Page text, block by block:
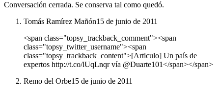
Conversación cerrada. Se conserva tal como quedó.
Tomás Ramírez Mañón15 de junio de 2011
<span class="topsy_trackback_comment"><span
class="topsy_twitter_username"><span
class="topsy_trackback_content">[Articulo] Un país de
expertos http://t.co/lUqLnqr vía @Duarte101</span></span>
Remo del Orbe15 de junio de 2011